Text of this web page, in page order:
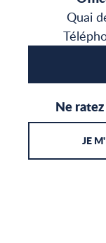
Quai
Ne
JE